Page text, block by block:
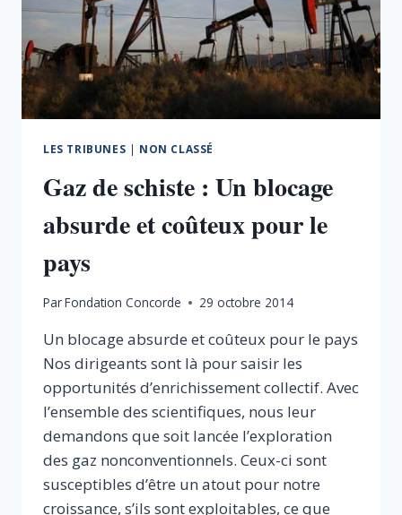
DES
ÉNERGIES
RENOUVELABLES
COMPÉTITIVES
!
LES TRIBUNES | NON CLASSÉ
Gaz de schiste : Un blocage
absurde et coûteux pour le
pays
ParFondation Concorde 29 octobre 2014
Un blocage absurde et coûteux pour le pays
Nos dirigeants sont là pour saisir les
opportunités d’enrichissement collectif. Avec
l’ensemble des scientifiques, nous leur
demandons que soit lancée l’exploration
des gaz nonconventionnels. Ceux-ci sont
susceptibles d’être un atout pour notre
croissance, s’ils sont exploitables, ce que